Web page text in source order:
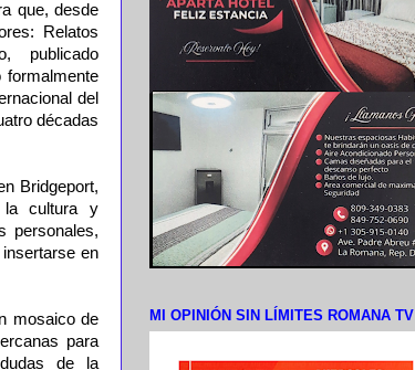
que, desde
Relatos
publicado
del
décadas
Bridgeport,
la cultura y
personales,
en
mosaico de
para
de la
MI OPINIÓN SIN LÍMITES ROMANA TV